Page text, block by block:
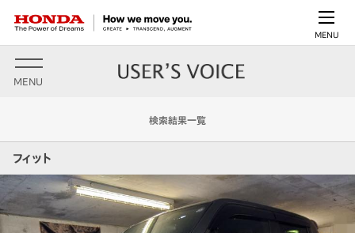
MENU
MENU
検索結果一覧
フィット